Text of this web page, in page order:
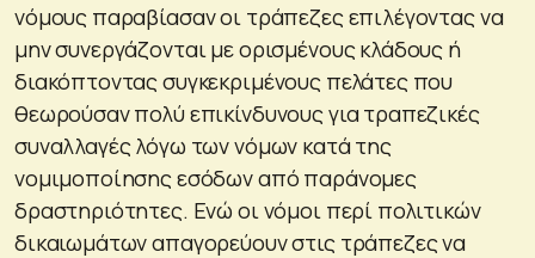
νόμους παραβίασαν οι τράπεζες επιλέγοντας να
μην συνεργάζονται με ορισμένους κλάδους ή
διακόπτοντας συγκεκριμένους πελάτες που
θεωρούσαν πολύ επικίνδυνους για τραπεζικές
συναλλαγές λόγω των νόμων κατά της
νομιμοποίησης εσόδων από παράνομες
δραστηριότητες. Ενώ οι νόμοι περί πολιτικών
δικαιωμάτων απαγορεύουν στις τράπεζες να